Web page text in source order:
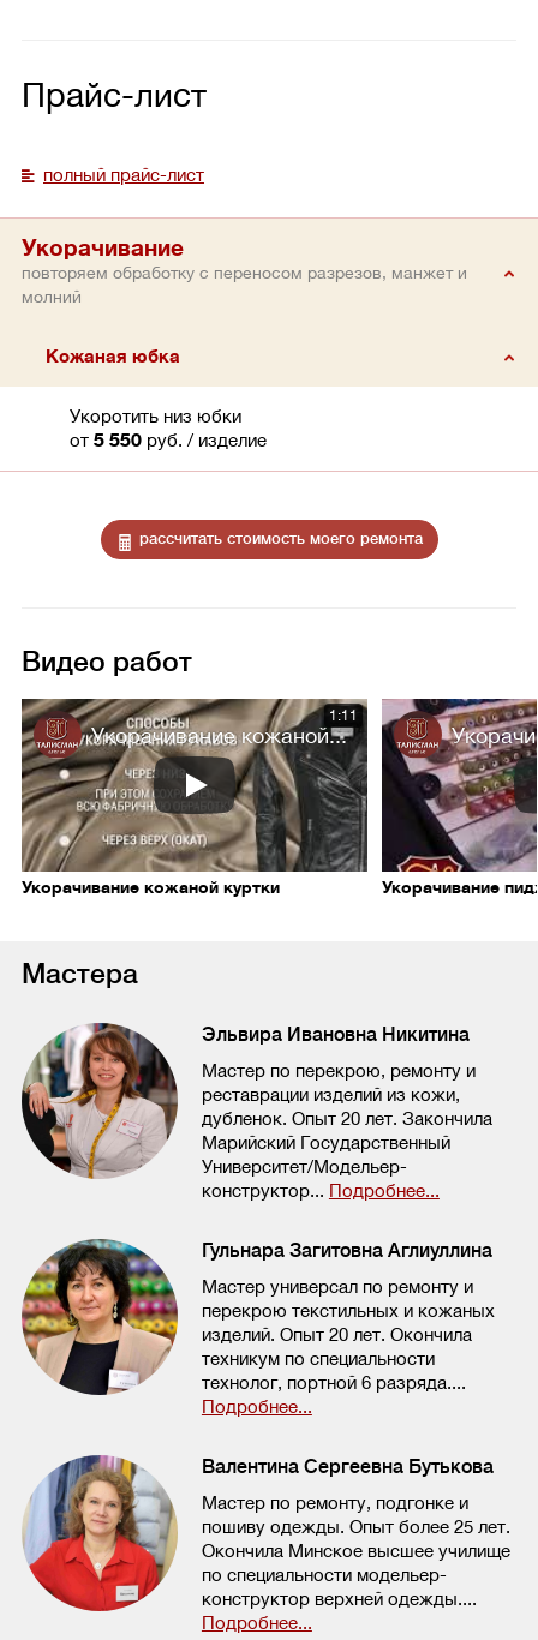
Прайс-лист
полный прайс-лист
Укорачивание
повторяем обработку с переносом разрезов, манжет и
молний
Кожаная юбка
Укоротить низ юбки
от 5 550 руб. / изделие
рассчитать стоимость моего ремонта
Видео работ
Укорачивание кожаной...
1:11
Укорачивание кожаной куртки Укорачивание
Мастера
Эльвира Ивановна Никитина
Мастер по перекрою, ремонту и
реставрации изделий из кожи,
дубленок. Опыт 20 лет. Закончила
Марийский Государственный
Университет/Модельер-
конструктор... Подробнее...
Гульнара Загитовна Аглиуллина
Мастер универсал по ремонту и
перекрою текстильных и кожаных
изделий. Опыт 20 лет. Окончила
техникум по специальности
технолог, портной 6 разряда....
Подробнее...
Валентина Сергеевна Бутькова
Мастер по ремонту, подгонке и
пошиву одежды. Опыт более 25 лет.
Окончила Минское высшее училище
по специальности модельер-
конструктор верхней одежды....
Подробнее...